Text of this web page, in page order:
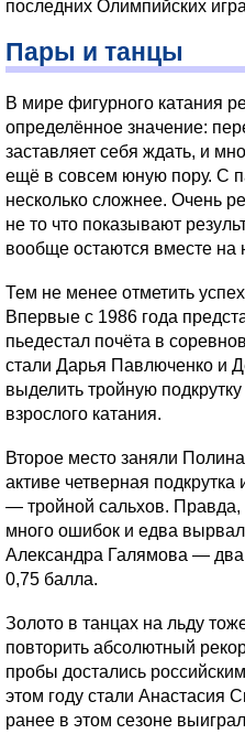
последних Олимпийских
Пары и танцы
В мире фигурного катания
определённое значение:
заставляет себя ждать, и
ещё в совсем юную пору. С
несколько сложнее. Очень
не то что показывают
вообще остаются вместе на
Тем не менее отметить
Впервые с 1986 года
пьедестал почёта в
стали Дарья Павлюченко и
выделить тройную
взрослого катания.
Второе место заняли
активе четверная
— тройной сальхов. Правда,
много ошибок и едва
Александра Галямова — два
0,75 балла.
Золото в танцах на льду
повторить абсолютный
пробы достались
этом году стали Анастасия
ранее в этом сезоне